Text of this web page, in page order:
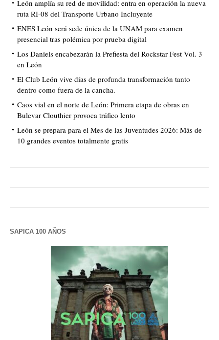
León amplía su red de movilidad: entra en operación la nueva
ruta RI-08 del Transporte Urbano Incluyente
ENES León será sede única de la UNAM para examen
presencial tras polémica por prueba digital
Los Daniels encabezarán la Prefiesta del Rockstar Fest Vol. 3
en León
El Club León vive días de profunda transformación tanto
dentro como fuera de la cancha.
Caos vial en el norte de León: Primera etapa de obras en
Bulevar Clouthier provoca tráfico lento
León se prepara para el Mes de las Juventudes 2026: Más de
10 grandes eventos totalmente gratis
SAPICA 100 AÑOS